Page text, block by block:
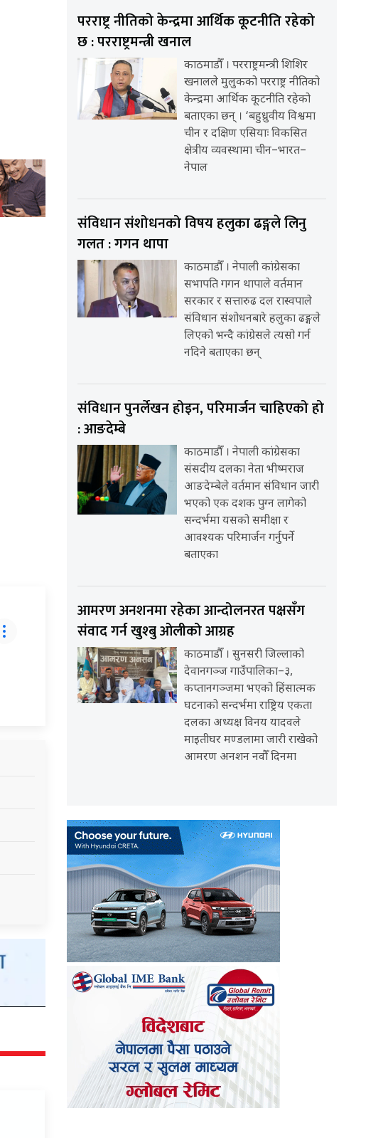
परराष्ट्र नीतिको केन्द्रमा आर्थिक कूटनीति रहेको
छ : परराष्ट्रमन्त्री खनाल
काठमाडौँ । परराष्ट्रमन्त्री शिशिर
खनालले मुलुकको परराष्ट्र नीतिको
केन्द्रमा आर्थिक कूटनीति रहेको
बताएका छन् । ‘बहुध्रुवीय विश्वमा
चीन र दक्षिण एसियाः विकसित
क्षेत्रीय व्यवस्थामा चीन–भारत–
नेपाल
संविधान संशोधनको विषय हलुका ढङ्गले लिनु
गलत : गगन थापा
काठमाडौँ । नेपाली कांग्रेसका
सभापति गगन थापाले वर्तमान
सरकार र सत्तारुढ दल रास्वपाले
संविधान संशोधनबारे हलुका ढङ्गले
लिएको भन्दै कांग्रेसले त्यसो गर्न
नदिने बताएका छन्
संविधान पुनर्लेखन होइन, परिमार्जन चाहिएको हो
: आङदेम्बे
काठमाडौँ । नेपाली कांग्रेसका
संसदीय दलका नेता भीष्मराज
आङदेम्बेले वर्तमान संविधान जारी
भएको एक दशक पुग्न लागेको
सन्दर्भमा यसको समीक्षा र
आवश्यक परिमार्जन गर्नुपर्ने
बताएका
आमरण अनशनमा रहेका आन्दोलनरत पक्षसँग
संवाद गर्न खुश्बु ओलीको आग्रह
काठमाडौँ । सुनसरी जिल्लाको
देवानगञ्ज गाउँपालिका–३,
कप्तानगञ्जमा भएको हिंसात्मक
घटनाको सन्दर्भमा राष्ट्रिय एकता
दलका अध्यक्ष विनय यादवले
माइतीघर मण्डलामा जारी राखेको
आमरण अनशन नवौँ दिनमा